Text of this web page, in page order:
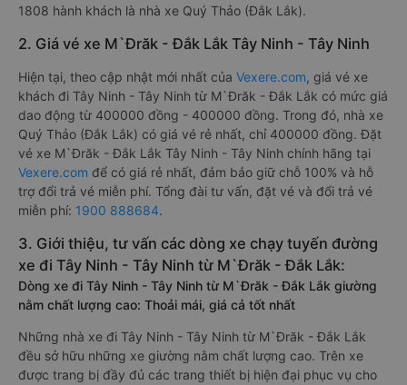
1808 hành khách là nhà xe Quý Thảo (Đắk Lắk).
2. Giá vé xe M`Đrăk - Đắk Lắk Tây Ninh - Tây Ninh
Hiện tại, theo cập nhật mới nhất của Vexere.com, giá vé xe
khách đi Tây Ninh - Tây Ninh từ M`Đrăk - Đắk Lắk có mức giá
dao động từ 400000 đồng - 400000 đồng. Trong đó, nhà xe
Quý Thảo (Đắk Lắk) có giá vé rẻ nhất, chỉ 400000 đồng. Đặt
vé xe M`Đrăk - Đắk Lắk Tây Ninh - Tây Ninh chính hãng tại
Vexere.com để có giá rẻ nhất, đảm bảo giữ chỗ 100% và hỗ
trợ đổi trả vé miễn phí. Tổng đài tư vấn, đặt vé và đổi trả vé
miễn phí: 1900 888684.
3. Giới thiệu, tư vấn các dòng xe chạy tuyến đường
xe đi Tây Ninh - Tây Ninh từ M`Đrăk - Đắk Lắk:
Dòng xe đi Tây Ninh - Tây Ninh từ M`Đrăk - Đắk Lắk giường
nằm chất lượng cao: Thoải mái, giá cả tốt nhất
Những nhà xe đi Tây Ninh - Tây Ninh từ M`Đrăk - Đắk Lắk
đều sở hữu những xe giường nằm chất lượng cao. Trên xe
được trang bị đầy đủ các trang thiết bị hiện đại phục vụ cho